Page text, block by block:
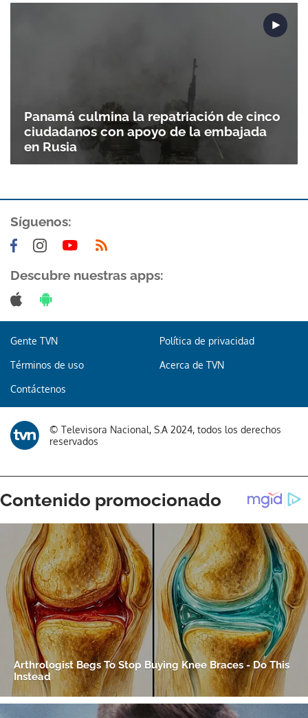
Panamá culmina la repatriación de cinco
ciudadanos con apoyo de la embajada
en Rusia
Síguenos:
Descubre nuestras apps:
Gente TVN Política de privacidad
Términos de uso Acerca de TVN
Contáctenos
© Televisora Nacional, S.A 2024, todos los derechos
reservados